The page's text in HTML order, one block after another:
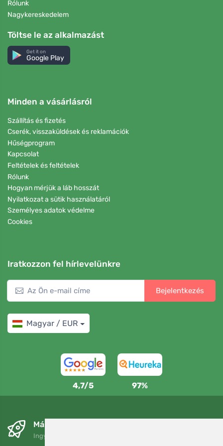
Rólunk
Nagykereskedelem
Töltse le az alkalmazást
Get it on
Google Play
Minden a vásárlásról
Szállítás és fizetés
Cserék, visszaküldések és reklamációk
Hűségprogram
Kapcsolat
Feltételek és feltételek
Rólunk
Hogyan mérjük a láb hosszát
Nyilatkozat a sütik használatáról
Személyes adatok védelme
Cookies
Iratkozzon fel hírlevelünkre
Bejelentkezés
Magyar / EUR
4,7/5 97%
Másnapra és ingyenesen
Ingyenes szállítás a következő összeg felett: 80 EUR